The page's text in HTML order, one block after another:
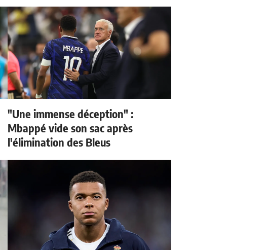
"Une immense déception" :
Mbappé vide son sac après
l'élimination des Bleus